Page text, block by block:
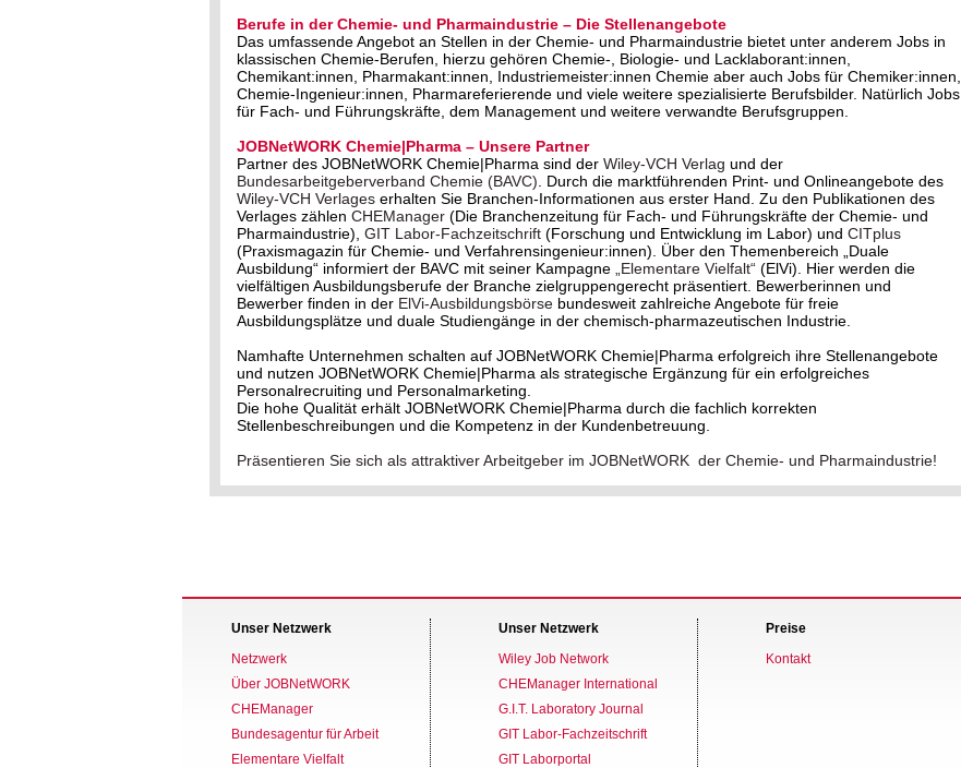
Berufe in der Chemie- und Pharmaindustrie – Die Stellenangebote
Das umfassende Angebot an Stellen in der Chemie- und Pharmaindustrie bietet unter anderem Jobs in
klassischen Chemie-Berufen, hierzu gehören Chemie-, Biologie- und Lacklaborant:innen,
Chemikant:innen, Pharmakant:innen, Industriemeister:innen Chemie aber auch Jobs für Chemiker:innen,
Chemie-Ingenieur:innen, Pharmareferierende und viele weitere spezialisierte Berufsbilder. Natürlich Jobs
für Fach- und Führungskräfte, dem Management und weitere verwandte Berufsgruppen.
JOBNetWORK Chemie|Pharma – Unsere Partner
Partner des JOBNetWORK Chemie|Pharma sind der Wiley-VCH Verlag und der
Bundesarbeitgeberverband Chemie (BAVC). Durch die marktführenden Print- und Onlineangebote des
Wiley-VCH Verlages erhalten Sie Branchen-Informationen aus erster Hand. Zu den Publikationen des
Verlages zählen CHEManager (Die Branchenzeitung für Fach- und Führungskräfte der Chemie- und
Pharmaindustrie), GIT Labor-Fachzeitschrift (Forschung und Entwicklung im Labor) und CITplus
(Praxismagazin für Chemie- und Verfahrensingenieur:innen). Über den Themenbereich „Duale
Ausbildung“ informiert der BAVC mit seiner Kampagne „Elementare Vielfalt“ (ElVi). Hier werden die
vielfältigen Ausbildungsberufe der Branche zielgruppengerecht präsentiert. Bewerberinnen und
Bewerber finden in der ElVi-Ausbildungsbörse bundesweit zahlreiche Angebote für freie
Ausbildungsplätze und duale Studiengänge in der chemisch-pharmazeutischen Industrie.
Namhafte Unternehmen schalten auf JOBNetWORK Chemie|Pharma erfolgreich ihre Stellenangebote
und nutzen JOBNetWORK Chemie|Pharma als strategische Ergänzung für ein erfolgreiches
Personalrecruiting und Personalmarketing.
Die hohe Qualität erhält JOBNetWORK Chemie|Pharma durch die fachlich korrekten
Stellenbeschreibungen und die Kompetenz in der Kundenbetreuung.
Präsentieren Sie sich als attraktiver Arbeitgeber im JOBNetWORK der Chemie- und Pharmaindustrie!
Unser Netzwerk
Netzwerk
Über JOBNetWORK
CHEManager
Bundesagentur für Arbeit
Elementare Vielfalt
Unser Netzwerk
Wiley Job Network
CHEManager International
G.I.T. Laboratory Journal
GIT Labor-Fachzeitschrift
GIT Laborportal
Preise
Kontakt